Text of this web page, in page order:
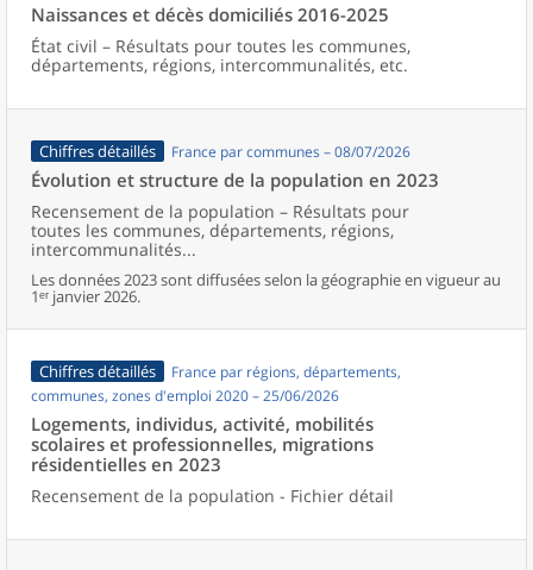
Naissances et décès domiciliés 2016-2025
État civil – Résultats pour toutes les communes,
départements, régions, intercommunalités, etc.
Chiffres détaillés France par communes – 08/07/2026
Évolution et structure de la population en 2023
Recensement de la population – Résultats pour
toutes les communes, départements, régions,
intercommunalités...
Les données 2023 sont diffusées selon la géographie en vigueur au
1ᵉʳ janvier 2026.
Chiffres détaillés
France par régions, départements,
communes, zones d'emploi 2020 – 25/06/2026
Logements, individus, activité, mobilités
scolaires et professionnelles, migrations
résidentielles en 2023
Recensement de la population - Fichier détail